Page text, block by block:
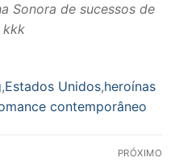
Sonora de sucessos de
kkk
,Estados Unidos,heroínas
contemporâneo
PRÓXIMO